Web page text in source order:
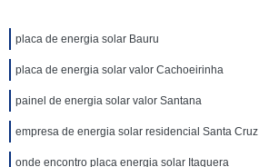
placa de energia solar Bauru
placa de energia solar valor Cachoeirinha
painel de energia solar valor Santana
empresa de energia solar residencial Santa Cruz
onde encontro placa energia solar Itaquera